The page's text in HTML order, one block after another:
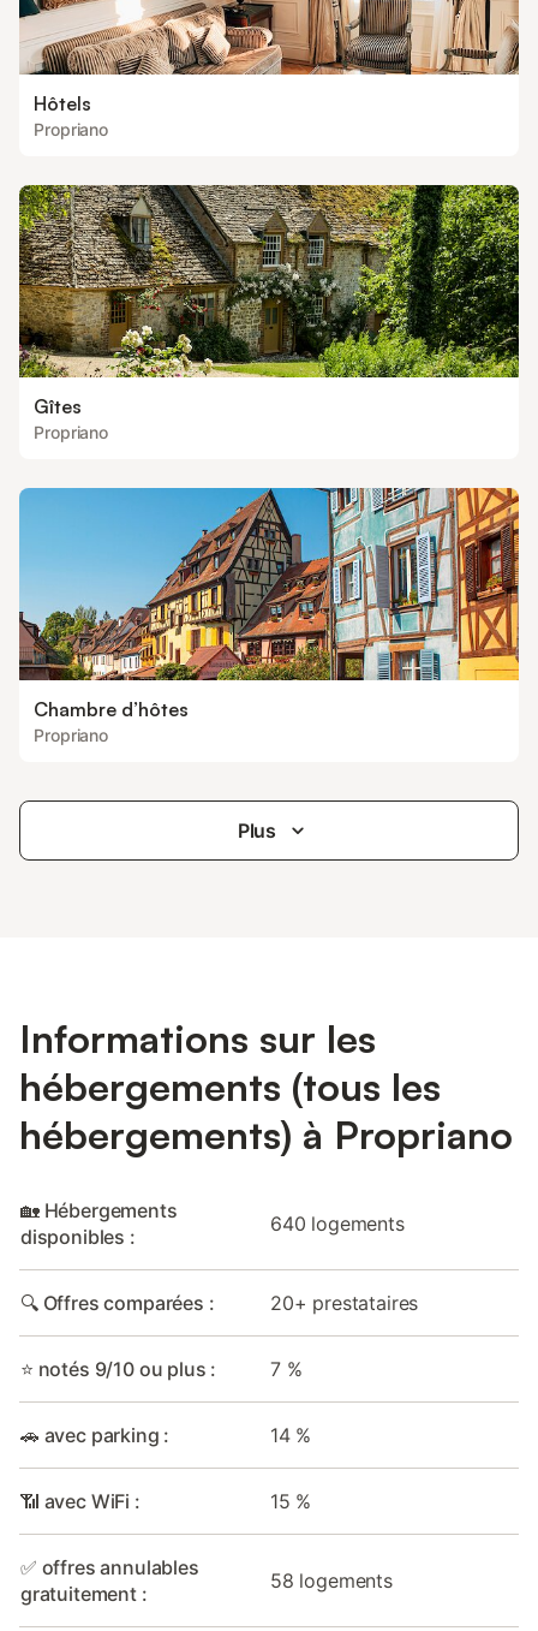
Hôtels
Propriano
Gîtes
Propriano
Chambre d’hôtes
Propriano
Plus
Informations sur les
hébergements (tous les
hébergements) à Propriano
🏡 Hébergements
disponibles :
640 logements
🔍 Offres comparées : 20+ prestataires
⭐ notés 9/10 ou plus : 7 %
🚗 avec parking : 14 %
📶 avec WiFi : 15 %
✅ offres annulables
gratuitement :
58 logements